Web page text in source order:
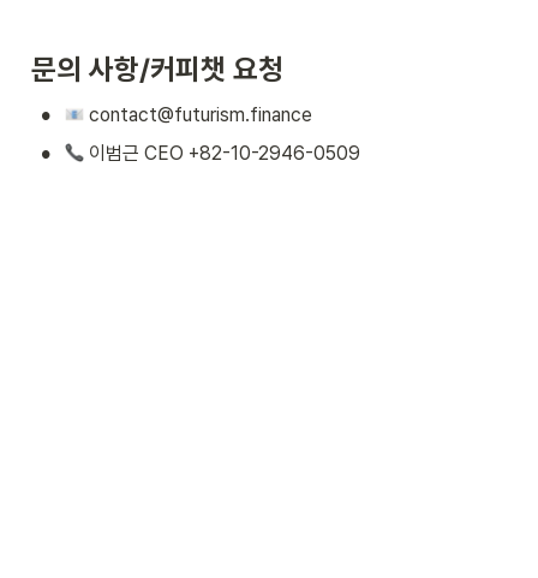
문의 사항/커피챗 요청
• contact@futurism.finance
• 이범근 CEO +82-10-2946-0509